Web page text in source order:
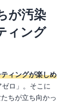
が汚染
ィング
ィングが楽しめ
ロ」。そこに
ちが立ち向かっ